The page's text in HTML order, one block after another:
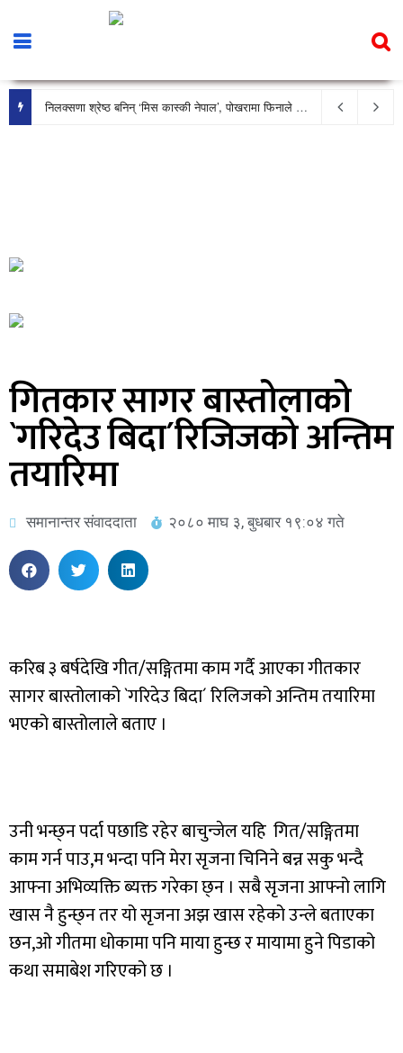
निलक्सणा श्रेष्ठ बनिन् ‘मिस कास्की नेपाल’, पोखरामा फिनाले भव्य रूपमा सम्पन्न
गितकार सागर बास्तोलाको
`गरिदेउ बिदा´रिजिजको अन्तिम
तयारिमा
समानान्तर संवाददाता २०८० माघ ३, बुधबार १९:०४ गते
करिब ३ बर्षदेखि गीत/सङ्गितमा काम गर्दै आएका गीतकार
सागर बास्तोलाको `गरिदेउ बिदा´ रिलिजको अन्तिम तयारिमा
भएको बास्तोलाले बताए ।
उनी भन्छ्न पर्दा पछाडि रहेर बाचुन्जेल यहि गित/सङ्गितमा
काम गर्न पाउ,म भन्दा पनि मेरा सृजना चिनिने बन्न सकु भन्दै
आफ्ना अभिव्यक्ति ब्यक्त गरेका छ्न । सबै सृजना आफ्नो लागि
खास नै हुन्छ्न तर यो सृजना अझ खास रहेको उन्ले बताएका
छन,ओ गीतमा धोकामा पनि माया हुन्छ र मायामा हुने पिडाको
कथा समाबेश गरिएको छ ।